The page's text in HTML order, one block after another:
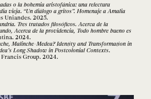
o la bohemia aristofánica: una relectura
vieja. “Un diálogo a gritos”. Homenaje a Amalia
Uniandes. 2025.
Tres tratados filosóficos. Acerca de la
Acerca de la providencia, Todo hombre bueno es
2024.
Malinche-Medea? Identity and Transformation in
Long Shadow in Postcolonial Contexts.
Group. 2024.